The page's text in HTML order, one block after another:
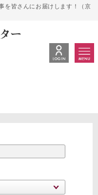
を皆さんにお届けします！（京